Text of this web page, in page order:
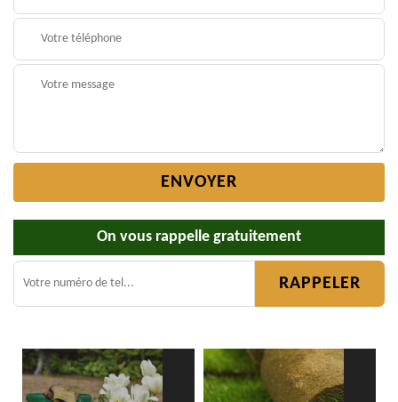
On vous rappelle gratuitement